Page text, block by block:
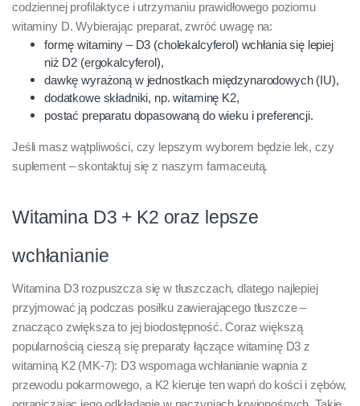
codziennej profilaktyce i utrzymaniu prawidłowego poziomu
witaminy D. Wybierając preparat, zwróć uwagę na:
formę witaminy – D3 (cholekalcyferol) wchłania się lepiej
niż D2 (ergokalcyferol),
dawkę wyrażoną w jednostkach międzynarodowych (IU),
dodatkowe składniki, np. witaminę K2,
postać preparatu dopasowaną do wieku i preferencji.
Jeśli masz wątpliwości, czy lepszym wyborem będzie lek, czy
suplement – skontaktuj się z naszym farmaceutą.
Witamina D3 + K2 oraz lepsze
wchłanianie
Witamina D3 rozpuszcza się w tłuszczach, dlatego najlepiej
przyjmować ją podczas posiłku zawierającego tłuszcze –
znacząco zwiększa to jej biodostępność. Coraz większą
popularnością cieszą się preparaty łączące witaminę D3 z
witaminą K2 (MK-7): D3 wspomaga wchłanianie wapnia z
przewodu pokarmowego, a K2 kieruje ten wapń do kości i zębów,